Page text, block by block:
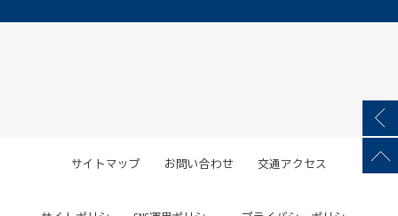
サイトマップ お問い合わせ 交通アクセス